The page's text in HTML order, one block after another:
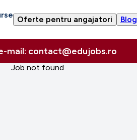
Oferte pentru angajatori Blog
mail: contact@edujobs.ro
Job not found